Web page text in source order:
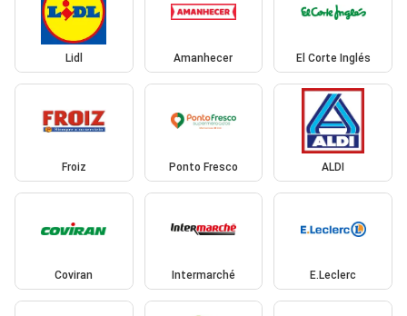
Lidl Amanhecer El Corte Inglés
Froiz Ponto Fresco ALDI
Coviran Intermarché E.Leclerc